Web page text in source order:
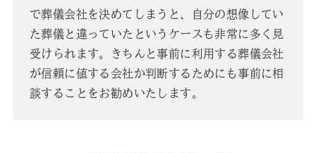
で葬儀会社を決めてしまうと、自分の想像してい
た葬儀と違っていたというケースも非常に多く見
受けられます。きちんと事前に利用する葬儀会社
が信頼に値する会社か判断するためにも事前に相
談することをお勧めいたします。